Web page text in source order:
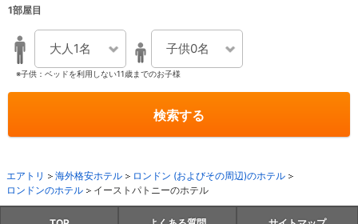
1部屋目
大人1名 子供0名
※子供：ベッドを利用しない11歳までのお子様
検索する
エアトリ 海外格安ホテル
ロンドン (およびその周辺)のホテル
ロンドンのホテル
イーストパトニーのホテル